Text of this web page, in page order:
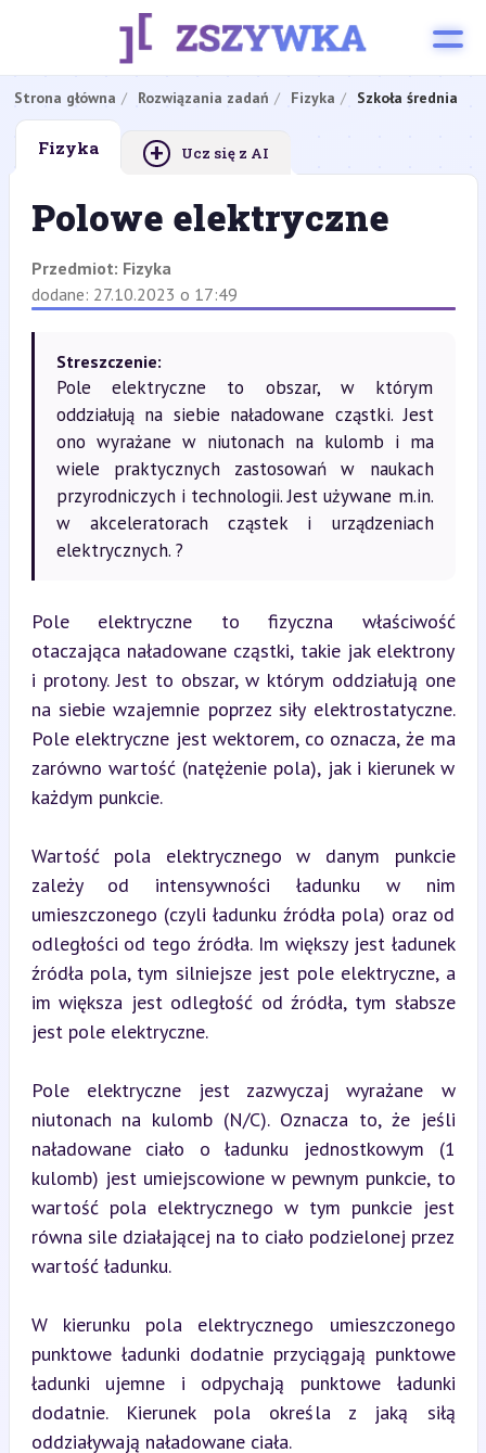
Strona główna Rozwiązania zadań Fizyka Szkoła średnia
Fizyka + Ucz się z AI
Polowe elektryczne
Przedmiot: Fizyka
dodane: 27.10.2023 o 17:49
Streszczenie:
Pole elektryczne to obszar, w którym
oddziałują na siebie naładowane cząstki. Jest
ono wyrażane w niutonach na kulomb i ma
wiele praktycznych zastosowań w naukach
przyrodniczych i technologii. Jest używane m.in.
w akceleratorach cząstek i urządzeniach
elektrycznych. ?
Pole elektryczne to fizyczna właściwość
otaczająca naładowane cząstki, takie jak elektrony
i protony. Jest to obszar, w którym oddziałują one
na siebie wzajemnie poprzez siły elektrostatyczne.
Pole elektryczne jest wektorem, co oznacza, że ma
zarówno wartość (natężenie pola), jak i kierunek w
każdym punkcie.
Wartość pola elektrycznego w danym punkcie
zależy od intensywności ładunku w nim
umieszczonego (czyli ładunku źródła pola) oraz od
odległości od tego źródła. Im większy jest ładunek
źródła pola, tym silniejsze jest pole elektryczne, a
im większa jest odległość od źródła, tym słabsze
jest pole elektryczne.
Pole elektryczne jest zazwyczaj wyrażane w
niutonach na kulomb (N/C). Oznacza to, że jeśli
naładowane ciało o ładunku jednostkowym (1
kulomb) jest umiejscowione w pewnym punkcie, to
wartość pola elektrycznego w tym punkcie jest
równa sile działającej na to ciało podzielonej przez
wartość ładunku.
W kierunku pola elektrycznego umieszczonego
punktowe ładunki dodatnie przyciągają punktowe
ładunki ujemne i odpychają punktowe ładunki
dodatnie. Kierunek pola określa z jaką siłą
oddziaływają naładowane ciała.